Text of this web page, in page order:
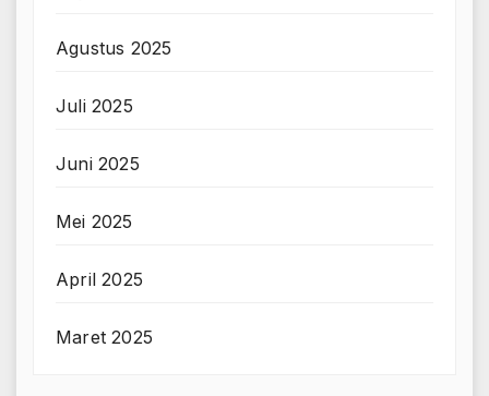
Agustus 2025
Juli 2025
Juni 2025
Mei 2025
April 2025
Maret 2025